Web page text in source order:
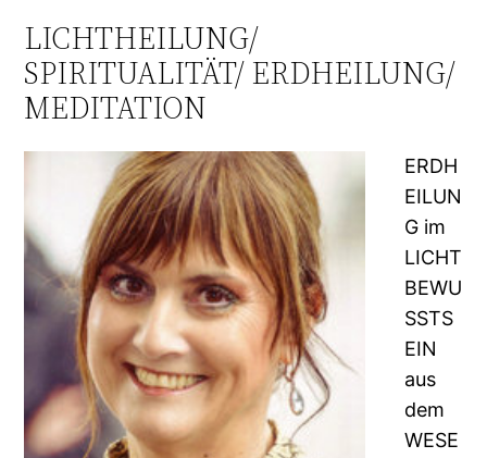
LICHTHEILUNG/
SPIRITUALITÄT/ ERDHEILUNG/
MEDITATION
ERDH
EILUN
G im
LICHT
BEWU
SSTS
EIN
aus
dem
WESE